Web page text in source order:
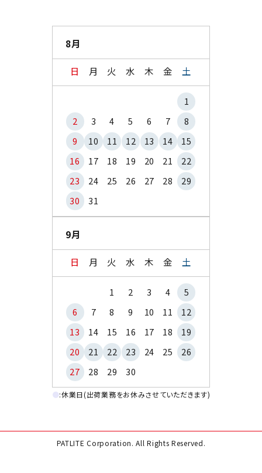
8月
日 月 火 水 木 金 土
1
2
3 4 5 6 7
8
9
10 11 12 13 14
15
16
17 18 19 20 21
22
23
24 25 26 27 28
29
30
31
9月
日 月 火 水 木 金 土
1 2 3 4
5
6
7 8 9 10 11
12
13
14 15 16 17 18
19
20
21 22 23 24 25
26
27
28 29 30
●:休業日(出荷業務をお休みさせていただきます)
PATLITE Corporation. All Rights Reserved.